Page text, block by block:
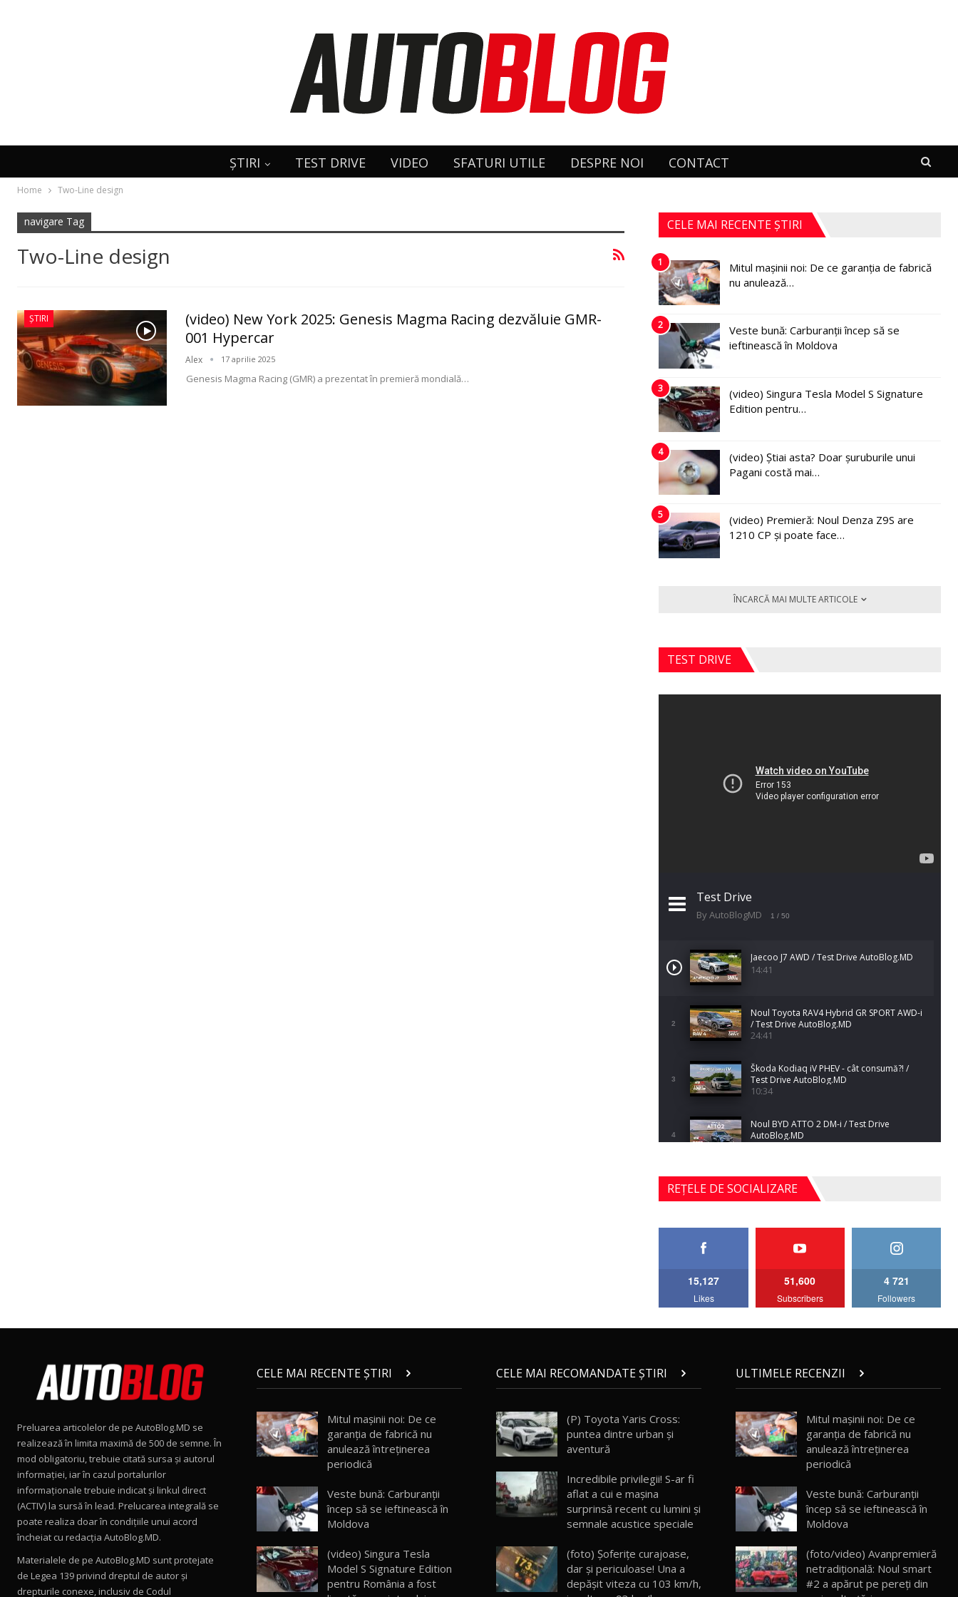
ȘTIRI TEST DRIVE VIDEO SFATURI UTILE DESPRE NOI CONTACT
Home Two-Line design
navigare Tag
Two-Line design
ȘTIRI
(video) New York 2025: Genesis Magma Racing dezvăluie GMR-
001 Hypercar
Alex 17 aprilie 2025
Genesis Magma Racing (GMR) a prezentat în premieră mondială…
CELE MAI RECENTE ȘTIRI
1
Mitul mașinii noi: De ce garanția de fabrică
nu anulează…
2
Veste bună: Carburanții încep să se
ieftinească în Moldova
3
(video) Singura Tesla Model S Signature
Edition pentru…
4
(video) Știai asta? Doar șuruburile unui
Pagani costă mai…
5
(video) Premieră: Noul Denza Z9S are
1210 CP și poate face…
ÎNCARCĂ MAI MULTE ARTICOLE
TEST DRIVE
Test Drive
By AutoBlogMD 1 / 50
Jaecoo J7 AWD / Test Drive AutoBlog.MD
14:41
2
Noul Toyota RAV4 Hybrid GR SPORT AWD-i
/ Test Drive AutoBlog.MD
24:41
3
Škoda Kodiaq iV PHEV - cât consumă?! /
Test Drive AutoBlog.MD
10:34
4
Noul BYD ATTO 2 DM-i / Test Drive
AutoBlog.MD
5
Noul Mercedes-Benz S-Class facelift (S 580
4MATIC V223) / Test Drive AutoBlog.MD
27:33
AutoBlog.MD
15:08
15:22
Mercedes-AMG E 53 HYBRID 4MATIC+ /
Test Drive AutoBlog.MD
11
Noul Volvo ES90 / Test Drive AutoBlog.MD
27:58
12
Noul MG HS / Test Drive AutoBlog.MD
16:48
REȚELE DE SOCIALIZARE
15,127
Likes
51,600
Subscribers
4 721
Followers
Preluarea articolelor de pe AutoBlog.MD se
realizează în limita maximă de 500 de semne. În
mod obligatoriu, trebuie citată sursa și autorul
informației, iar în cazul portalurilor
informaționale trebuie indicat și linkul direct
(ACTIV) la sursă în lead. Prelucarea integrală se
poate realiza doar în condițiile unui acord
încheiat cu redacţia AutoBlog.MD.
Materialele de pe AutoBlog.MD sunt protejate
de Legea 139 privind dreptul de autor și
drepturile conexe, inclusiv de Codul
CELE MAI RECENTE ȘTIRI
Mitul mașinii noi: De ce
garanția de fabrică nu
anulează întreținerea
periodică
Veste bună: Carburanții
încep să se ieftinească în
Moldova
(video) Singura Tesla
Model S Signature Edition
pentru România a fost
CELE MAI RECOMANDATE ȘTIRI
(P) Toyota Yaris Cross:
puntea dintre urban și
aventură
Incredibile privilegii! S-ar fi
aflat a cui e mașina
surprinsă recent cu lumini și
semnale acustice speciale
(foto) Şoferiţe curajoase,
dar şi periculoase! Una a
depăşit viteza cu 103 km/h,
ULTIMELE RECENZII
Mitul mașinii noi: De ce
garanția de fabrică nu
anulează întreținerea
periodică
Veste bună: Carburanții
încep să se ieftinească în
Moldova
(foto/video) Avanpremieră
netradițională: Noul smart
#2 a apărut pe pereți din